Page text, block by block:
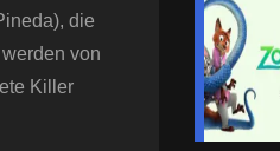
die
von
Killer